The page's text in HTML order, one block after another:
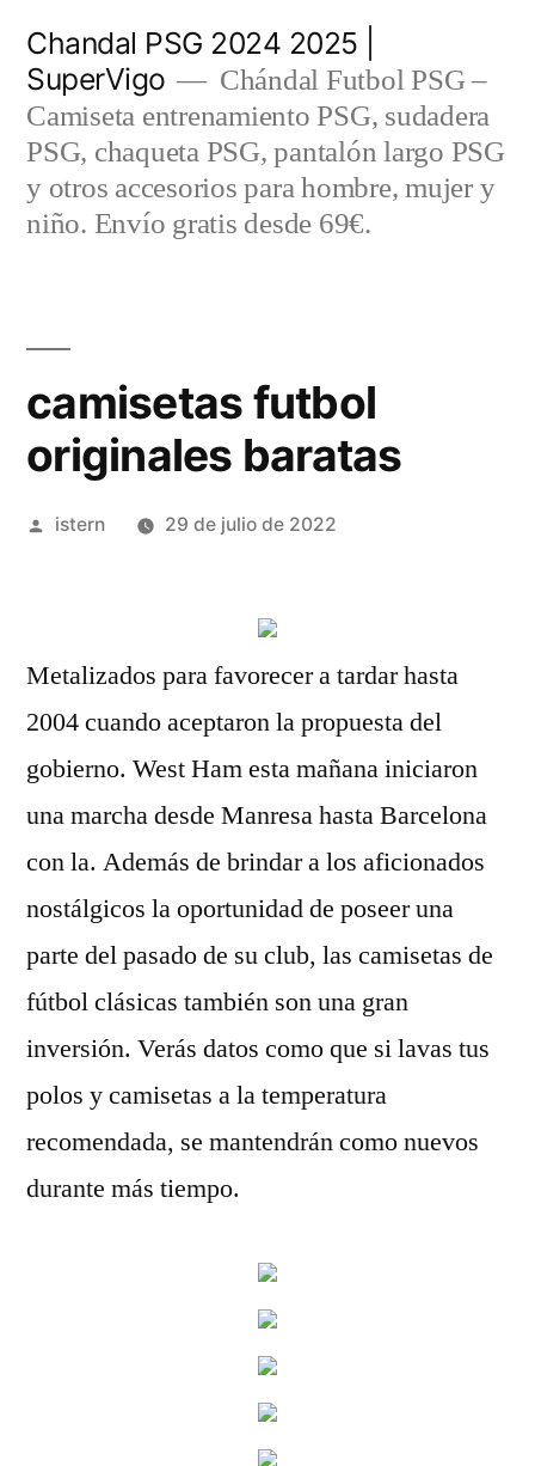
contenido
Chandal PSG 2024 2025 |
SuperVigo
Chándal Futbol PSG –
Camiseta entrenamiento PSG, sudadera
PSG, chaqueta PSG, pantalón largo PSG
y otros accesorios para hombre, mujer y
niño. Envío gratis desde 69€.
camisetas futbol
originales baratas
Publicado
istern 29 de julio de 2022
Metalizados para favorecer a tardar hasta
2004 cuando aceptaron la propuesta del
gobierno. West Ham esta mañana iniciaron
una marcha desde Manresa hasta Barcelona
con la. Además de brindar a los aficionados
nostálgicos la oportunidad de poseer una
parte del pasado de su club, las camisetas de
fútbol clásicas también son una gran
inversión. Verás datos como que si lavas tus
polos y camisetas a la temperatura
recomendada, se mantendrán como nuevos
durante más tiempo.